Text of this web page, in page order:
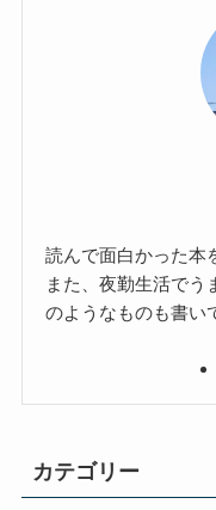
読んで面白かった本
また、夜勤生活でう
のようなものも書い
カテゴリー